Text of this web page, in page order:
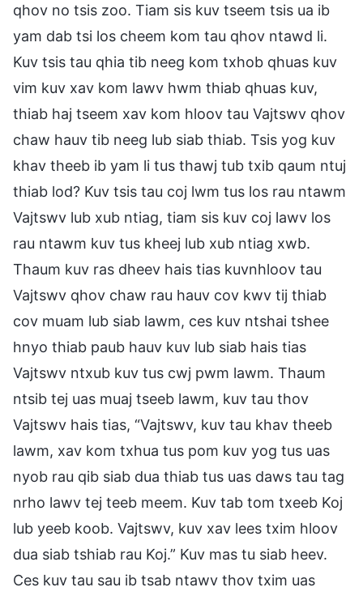
qhov no tsis zoo. Tiam sis kuv tseem tsis ua ib
yam dab tsi los cheem kom tau qhov ntawd li.
Kuv tsis tau qhia tib neeg kom txhob qhuas kuv
vim kuv xav kom lawv hwm thiab qhuas kuv,
thiab haj tseem xav kom hloov tau Vajtswv qhov
chaw hauv tib neeg lub siab thiab. Tsis yog kuv
khav theeb ib yam li tus thawj tub txib qaum ntuj
thiab lod? Kuv tsis tau coj lwm tus los rau ntawm
Vajtswv lub xub ntiag, tiam sis kuv coj lawv los
rau ntawm kuv tus kheej lub xub ntiag xwb.
Thaum kuv ras dheev hais tias kuvnhloov tau
Vajtswv qhov chaw rau hauv cov kwv tij thiab
cov muam lub siab lawm, ces kuv ntshai tshee
hnyo thiab paub hauv kuv lub siab hais tias
Vajtswv ntxub kuv tus cwj pwm lawm. Thaum
ntsib tej uas muaj tseeb lawm, kuv tau thov
Vajtswv hais tias, “Vajtswv, kuv tau khav theeb
lawm, xav kom txhua tus pom kuv yog tus uas
nyob rau qib siab dua thiab tus uas daws tau tag
nrho lawv tej teeb meem. Kuv tab tom txeeb Koj
lub yeeb koob. Vajtswv, kuv xav lees txim hloov
dua siab tshiab rau Koj.” Kuv mas tu siab heev.
Ces kuv tau sau ib tsab ntawv thov txim uas